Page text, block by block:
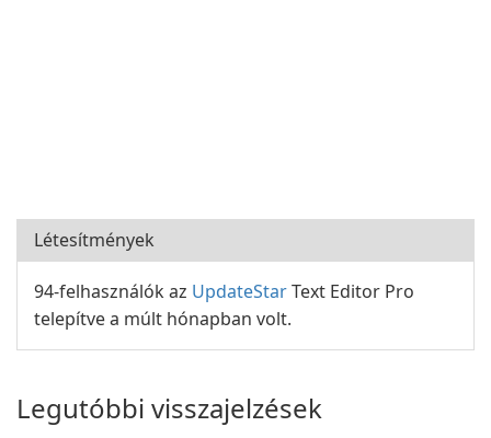
Létesítmények
94-felhasználók az UpdateStarText Editor Pro
telepítve a múlt hónapban volt.
Legutóbbi visszajelzések